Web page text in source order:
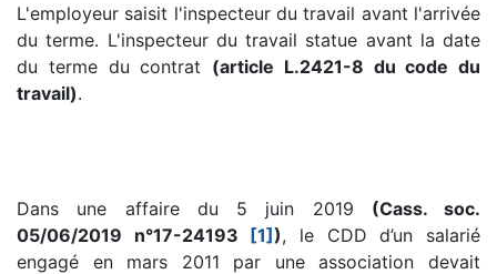
L'employeur saisit l'inspecteur du travail avant l'arrivée
du terme. L'inspecteur du travail statue avant la date
du terme du contrat (article L.2421-8 du code du
travail).
Dans une affaire du 5 juin 2019 (Cass. soc.
05/06/2019 n°17-24193 [1]), le CDD d’un salarié
engagé en mars 2011 par une association devait